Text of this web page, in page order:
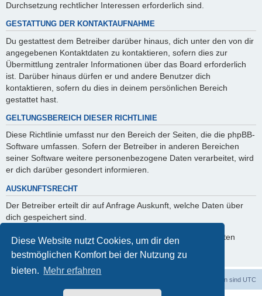
Diese Website nutzt Cookies, um dir den
bestmöglichen Komfort bei der Nutzung zu
bieten. Mehr erfahren
Durchsetzung rechtlicher Interessen erforderlich sind.
GESTATTUNG DER KONTAKTAUFNAHME
Du gestattest dem Betreiber darüber hinaus, dich unter den von dir
angegebenen Kontaktdaten zu kontaktieren, sofern dies zur
Übermittlung zentraler Informationen über das Board erforderlich
ist. Darüber hinaus dürfen er und andere Benutzer dich
kontaktieren, sofern du dies in deinem persönlichen Bereich
gestattet hast.
GELTUNGSBEREICH DIESER RICHTLINIE
Diese Richtlinie umfasst nur den Bereich der Seiten, die die phpBB-
Software umfassen. Sofern der Betreiber in anderen Bereichen
seiner Software weitere personenbezogene Daten verarbeitet, wird
er dich darüber gesondert informieren.
AUSKUNFTSRECHT
Der Betreiber erteilt dir auf Anfrage Auskunft, welche Daten über
dich gespeichert sind.
Du kannst jederzeit die Löschung bzw. Sperrung deiner Daten
verlangen. Kontaktiere hierzu bitte den Betreiber.
Alle Zeiten sind UTC